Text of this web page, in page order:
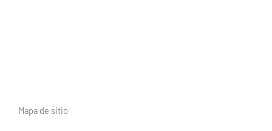
Mapa de sitio